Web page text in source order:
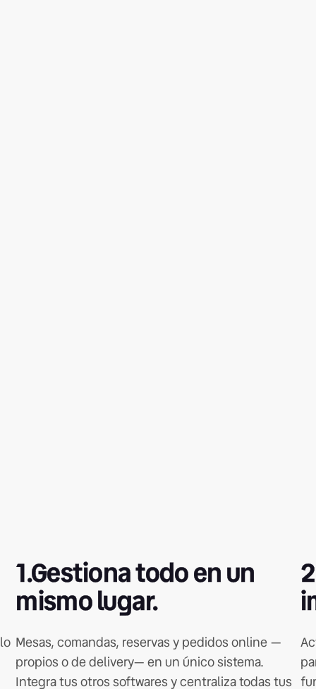
1.Gestiona todo en un
mismo lugar.
Mesas, comandas, reservas y pedidos online —
propios o de delivery— en un único sistema.
Integra tus otros softwares y centraliza todas tus